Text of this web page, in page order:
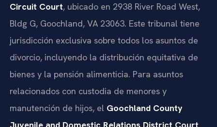
Circuit Court, ubicado en 2938 River Road West,
Bldg G, Goochland, VA 23063. Este tribunal tiene
jurisdicción exclusiva sobre todos los asuntos de
divorcio, incluyendo la distribución equitativa de
bienes y la pensión alimenticia. Para asuntos
relacionados con custodia de menores y
manutención de hijos, el Goochland County
Juvenile and Domestic Relations District Court